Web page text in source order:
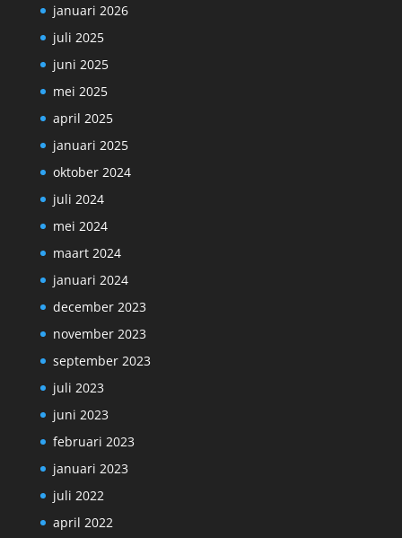
januari 2026
juli 2025
juni 2025
mei 2025
april 2025
januari 2025
oktober 2024
juli 2024
mei 2024
maart 2024
januari 2024
december 2023
november 2023
september 2023
juli 2023
juni 2023
februari 2023
januari 2023
juli 2022
april 2022